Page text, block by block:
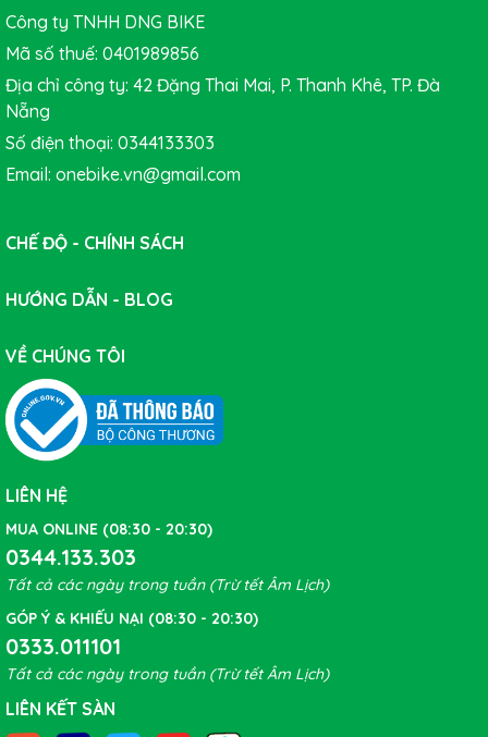
Công ty TNHH DNG BIKE
Mã số thuế: 0401989856
Địa chỉ công ty: 42 Đặng Thai Mai, P. Thanh Khê, TP. Đà
Nẵng
Số điện thoại: 0344133303
Email: onebike.vn@gmail.com
CHẾ ĐỘ - CHÍNH SÁCH
HƯỚNG DẪN - BLOG
VỀ CHÚNG TÔI
LIÊN HỆ
MUA ONLINE (08:30 - 20:30)
0344.133.303
Tất cả các ngày trong tuần (Trừ tết Âm Lịch)
GÓP Ý & KHIẾU NẠI (08:30 - 20:30)
0333.011101
Tất cả các ngày trong tuần (Trừ tết Âm Lịch)
LIÊN KẾT SÀN